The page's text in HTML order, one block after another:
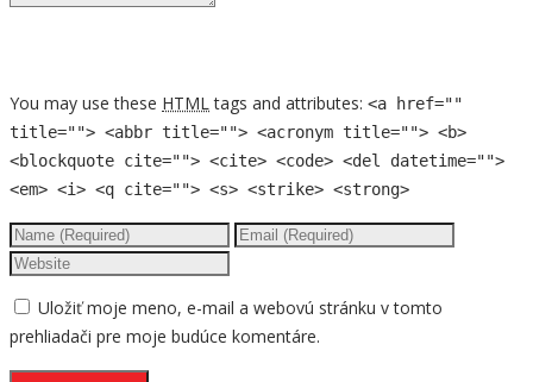
You may use these HTMLtags and attributes: <a href=""
title=""> <abbr title=""> <acronym title=""> <b>
<blockquote cite=""> <cite> <code> <del datetime="">
<em> <i> <q cite=""> <s> <strike> <strong>
Uložiť moje meno, e-mail a webovú stránku v tomto
prehliadači pre moje budúce komentáre.